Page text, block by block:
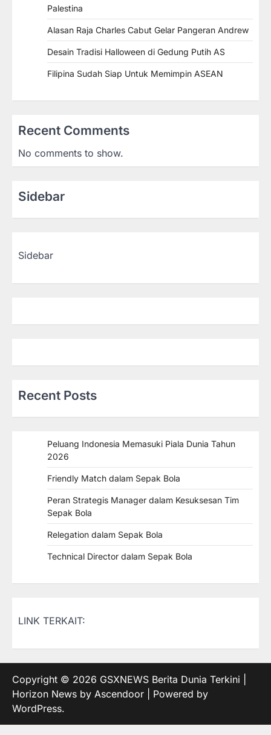
Palestina
Alasan Raja Charles Cabut Gelar Pangeran Andrew
Desain Tradisi Halloween di Gedung Putih AS
Filipina Sudah Siap Untuk Memimpin ASEAN
Recent Comments
No comments to show.
Sidebar
Sidebar
Recent Posts
Peluang Indonesia Memasuki Piala Dunia Tahun
2026
Friendly Match dalam Sepak Bola
Peran Strategis Manager dalam Kesuksesan Tim
Sepak Bola
Relegation dalam Sepak Bola
Technical Director dalam Sepak Bola
LINK TERKAIT:
Copyright © 2026 GSXNEWS Berita Dunia Terkini
Horizon News by Ascendoor | Powered by
WordPress.